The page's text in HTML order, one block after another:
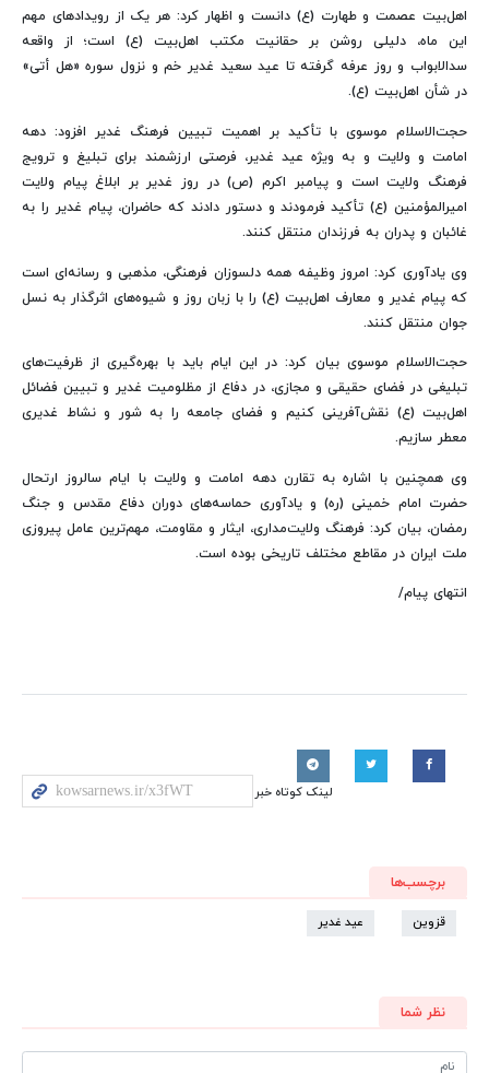
اهل‌بیت عصمت و طهارت (ع) دانست و اظهار کرد: هر یک از رویدادهای مهم
این ماه، دلیلی روشن بر حقانیت مکتب اهل‌بیت (ع) است؛ از واقعه
سدالابواب و روز عرفه گرفته تا عید سعید غدیر خم و نزول سوره «هل أتی»
در شأن اهل‌بیت (ع).
حجت‌الاسلام موسوی با تأکید بر اهمیت تبیین فرهنگ غدیر افزود: دهه
امامت و ولایت و به ‌ویژه عید غدیر، فرصتی ارزشمند برای تبلیغ و ترویج
فرهنگ ولایت است و پیامبر اکرم (ص) در روز غدیر بر ابلاغ پیام ولایت
امیرالمؤمنین (ع) تأکید فرمودند و دستور دادند که حاضران، پیام غدیر را به
غائبان و پدران به فرزندان منتقل کنند.
وی یادآوری کرد: امروز وظیفه همه دلسوزان فرهنگی، مذهبی و رسانه‌ای است
که پیام غدیر و معارف اهل‌بیت (ع) را با زبان روز و شیوه‌های اثرگذار به نسل
جوان منتقل کنند.
حجت‌الاسلام موسوی بیان کرد: در این ایام باید با بهره‌گیری از ظرفیت‌های
تبلیغی در فضای حقیقی و مجازی، در دفاع از مظلومیت غدیر و تبیین فضائل
اهل‌بیت (ع) نقش‌آفرینی کنیم و فضای جامعه را به شور و نشاط غدیری
معطر سازیم.
وی همچنین با اشاره به تقارن دهه امامت و ولایت با ایام سالروز ارتحال
حضرت امام خمینی (ره) و یادآوری حماسه‌های دوران دفاع مقدس و جنگ
رمضان، بیان کرد: فرهنگ ولایت‌مداری، ایثار و مقاومت، مهم‌ترین عامل پیروزی
ملت ایران در مقاطع مختلف تاریخی بوده است.
انتهای پیام/
لینک کوتاه خبر
برچسب‌ها
قزوین عید غدیر
نظر شما